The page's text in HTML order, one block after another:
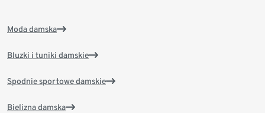
Moda damska
Bluzki i tuniki damskie
Spodnie sportowe damskie
Bielizna damska